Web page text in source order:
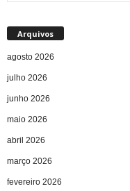
Arquivos
agosto 2026
julho 2026
junho 2026
maio 2026
abril 2026
março 2026
fevereiro 2026